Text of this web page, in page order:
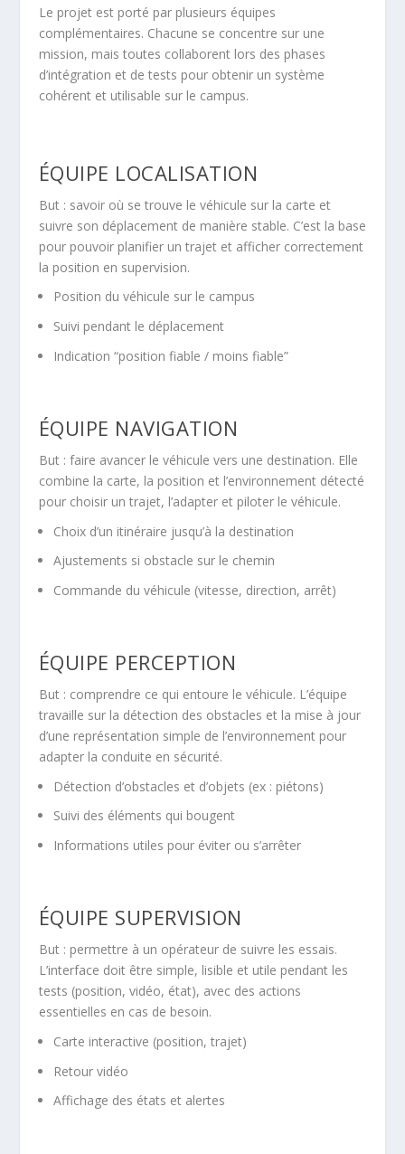
Le projet est porté par plusieurs équipes
complémentaires. Chacune se concentre sur une
mission, mais toutes collaborent lors des phases
d’intégration et de tests pour obtenir un système
cohérent et utilisable sur le campus.
ÉQUIPE LOCALISATION
But : savoir où se trouve le véhicule sur la carte et
suivre son déplacement de manière stable. C’est la base
pour pouvoir planifier un trajet et afficher correctement
la position en supervision.
Position du véhicule sur le campus
Suivi pendant le déplacement
Indication “position fiable / moins fiable”
ÉQUIPE NAVIGATION
But : faire avancer le véhicule vers une destination. Elle
combine la carte, la position et l’environnement détecté
pour choisir un trajet, l’adapter et piloter le véhicule.
Choix d’un itinéraire jusqu’à la destination
Ajustements si obstacle sur le chemin
Commande du véhicule (vitesse, direction, arrêt)
ÉQUIPE PERCEPTION
But : comprendre ce qui entoure le véhicule. L’équipe
travaille sur la détection des obstacles et la mise à jour
d’une représentation simple de l’environnement pour
adapter la conduite en sécurité.
Détection d’obstacles et d’objets (ex : piétons)
Suivi des éléments qui bougent
Informations utiles pour éviter ou s’arrêter
ÉQUIPE SUPERVISION
But : permettre à un opérateur de suivre les essais.
L’interface doit être simple, lisible et utile pendant les
tests (position, vidéo, état), avec des actions
essentielles en cas de besoin.
Carte interactive (position, trajet)
Retour vidéo
Affichage des états et alertes